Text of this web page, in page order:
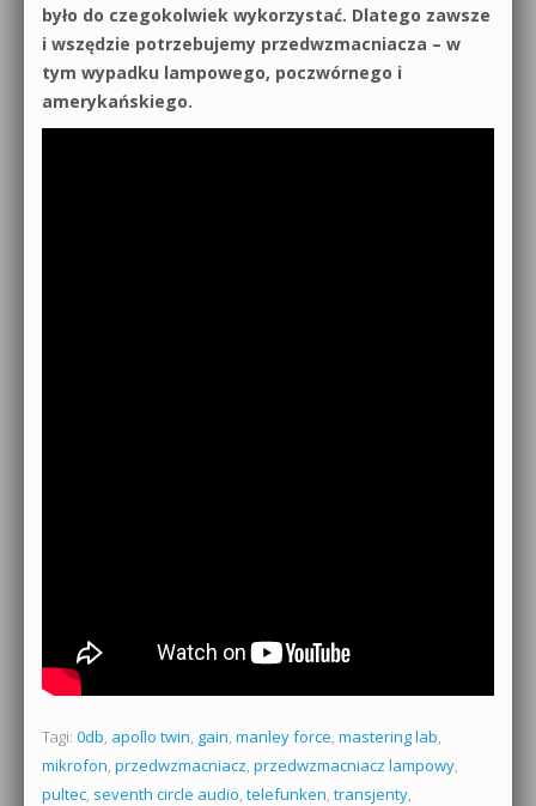
było do czegokolwiek wykorzystać. Dlatego zawsze
i wszędzie potrzebujemy przedwzmacniacza – w
tym wypadku lampowego, poczwórnego i
amerykańskiego.
Tagi: 0db, apollo twin, gain, manley force, mastering lab,
mikrofon, przedwzmacniacz, przedwzmacniacz lampowy,
pultec, seventh circle audio, telefunken, transjenty,